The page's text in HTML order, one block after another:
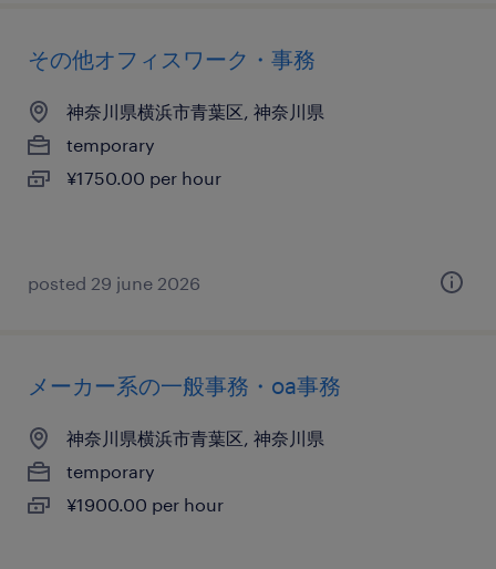
その他オフィスワーク・事務
神奈川県横浜市青葉区, 神奈川県
temporary
¥1750.00 per hour
posted 29 june 2026
メーカー系の一般事務・oa事務
神奈川県横浜市青葉区, 神奈川県
temporary
¥1900.00 per hour